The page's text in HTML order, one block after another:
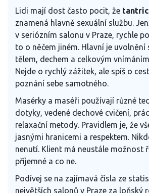
Lidi mají dost často pocit, že
znamená hlavně sexuální službu.
v seriózním salonu v Praze, rychle
to o něčem jiném. Hlavní je uvolnění
tělem, dechem a celkovým
Nejde o rychlý zážitek, ale spíš o
poznání sebe samotného.
Masérky a maséři používají různé
dotyky, vedené dechové cvičení,
relaxační metody. Pravidlem je, že
jasnými hranicemi a respektem.
nenutí. Klient má neustále možnost
příjemné a co ne.
Podívej se na zajímavá čísla ze
největších salonů v Praze za loňský